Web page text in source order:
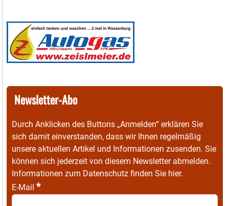
Newsletter-Abo
Durch Anklicken des Buttons „Anmelden“ erklären Sie
sich damit einverstanden, dass wir Ihnen regelmäßig
unsere aktuellen Artikel und Informationen zusenden. Sie
können sich jederzeit von diesem Newsletter abmelden.
Informationen zum Datenschutz finden Sie hier.
E-Mail *